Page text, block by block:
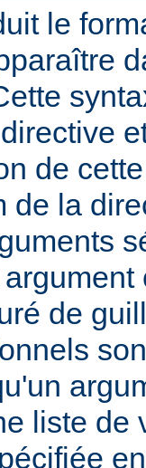
le
de
de la
de
liste de